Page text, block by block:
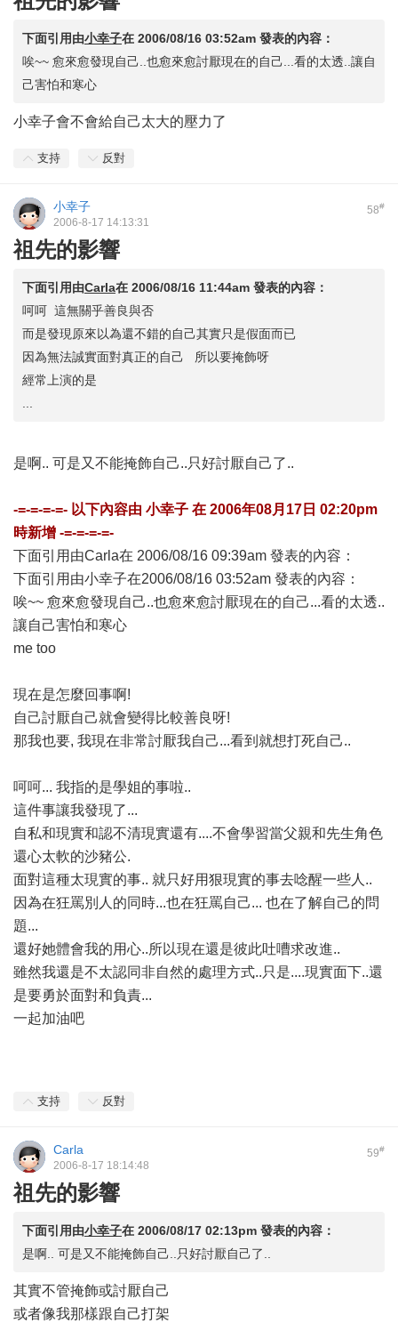
下面引用由小幸子在 2006/08/16 03:52am 發表的內容：
唉~~ 愈來愈發現自己..也愈來愈討厭現在的自己...看的太透..讓自
己害怕和寒心
小幸子會不會給自己太大的壓力了
支持 反對
58#
小幸子
2006-8-17 14:13:31
祖先的影響
下面引用由Carla在 2006/08/16 11:44am 發表的內容：
呵呵 這無關乎善良與否
而是發現原來以為還不錯的自己其實只是假面而已
因為無法誠實面對真正的自己 所以要掩飾呀
經常上演的是
是啊.. 可是又不能掩飾自己..只好討厭自己了..
-=-=-=-=- 以下內容由 小幸子 在 2006年08月17日 02:20pm
時新增 -=-=-=-=-
下面引用由Carla在 2006/08/16 09:39am 發表的內容：
下面引用由小幸子在2006/08/16 03:52am 發表的內容：
唉~~ 愈來愈發現自己..也愈來愈討厭現在的自己...看的太透..
讓自己害怕和寒心
me too
現在是怎麼回事啊!
自己討厭自己就會變得比較善良呀!
那我也要, 我現在非常討厭我自己...看到就想打死自己..
呵呵... 我指的是學姐的事啦..
這件事讓我發現了...
自私和現實和認不清現實還有....不會學習當父親和先生角色
還心太軟的沙豬公.
面對這種太現實的事.. 就只好用狠現實的事去唸醒一些人..
因為在狂罵別人的同時...也在狂罵自己... 也在了解自己的問
題...
還好她體會我的用心..所以現在還是彼此吐嘈求改進..
雖然我還是不太認同非自然的處理方式..只是....現實面下..還
是要勇於面對和負責...
一起加油吧
支持 反對
59#
Carla
2006-8-17 18:14:48
祖先的影響
下面引用由小幸子在 2006/08/17 02:13pm 發表的內容：
是啊.. 可是又不能掩飾自己..只好討厭自己了..
其實不管掩飾或討厭自己
或者像我那樣跟自己打架